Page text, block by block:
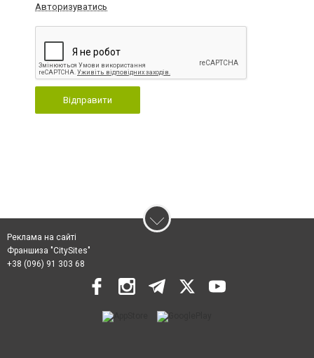
Авторизуватись
Відправити
Реклама на сайті
Франшиза "CitySites"
+38 (096) 91 303 68